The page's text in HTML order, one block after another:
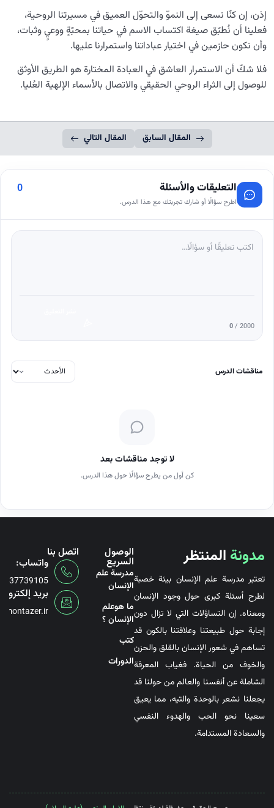
إذن، إن كنّا نسعى إلى النموّ والتحوّل العميق في مسيرتنا الروحية،
فعلينا أن نُطبّق صيغة اكتساب الاسم في حياتنا بمحبّةٍ ووعيٍ وثبات،
وأن نكون حازمين في اختيار عباداتنا واستمرارنا عليها.
فلا شكّ أن الاستمرار العاشق في العبادة المختارة هو الطريق الأوثق
للوصول إلى الثراء الروحي الحقيقي والاتصال بالأسماء الإلهية العُليا.
المقال السابق المقال التالي
التعليقات والأسئلة
اطرح سؤالًا أو شارك تجربتك مع هذا الدرس.
0
0/ 2000
مناقشات الدرس
لا توجد مناقشات بعد
كن أول من يطرح سؤالًا حول هذا الدرس.
مدونة المنتظر
تعتبر مدرسة علم الإنسان بيئة خصبة
لطرح أسئلة كبرى حول وجود الإنسان
ومعناه. إن التساؤلات التي لا تزال دون
إجابة حول طبيعتنا وعلاقتنا بالكون قد
تساهم في شعور الإنسان بالقلق والحزن
والخوف من الحياة. فغياب المعرفة
الشاملة عن أنفسنا والعالم من حولنا قد
يجعلنا نشعر بالوحدة والتيه، مما يعيق
سعينا نحو الحب والهدوء النفسي
والسعادة المستدامة.
الوصول
السريع
مدرسة علم
الإنسان
ما هوعلم
الإنسان ؟
کتب
الدورات
اتصل بنا
واتساب:
بريد